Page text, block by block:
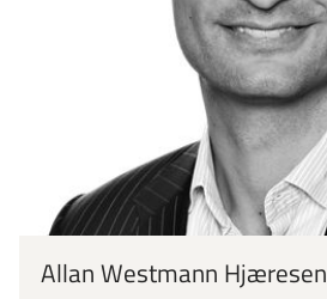
Allan Westmann Hjæresen